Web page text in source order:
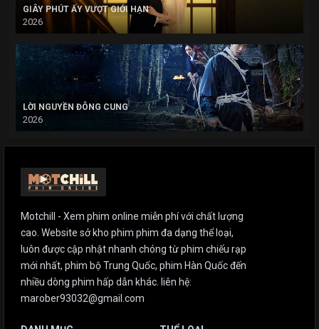
GIÂY PHÚT ẤY VƯỢT GIỚI HẠN
2026
LỜI NGUYỀN ĐÔNG CUNG
2026
Motchill - Xem phim online miễn phí với chất lượng
cao. Website sở kho phim phim đa dạng thể loại,
luôn được cập nhật nhanh chóng từ phim chiếu rạp
mới nhất, phim bộ Trung Quốc, phim Hàn Quốc đến
nhiều dòng phim hấp dẫn khác. liên hệ:
marober93032@gmail.com